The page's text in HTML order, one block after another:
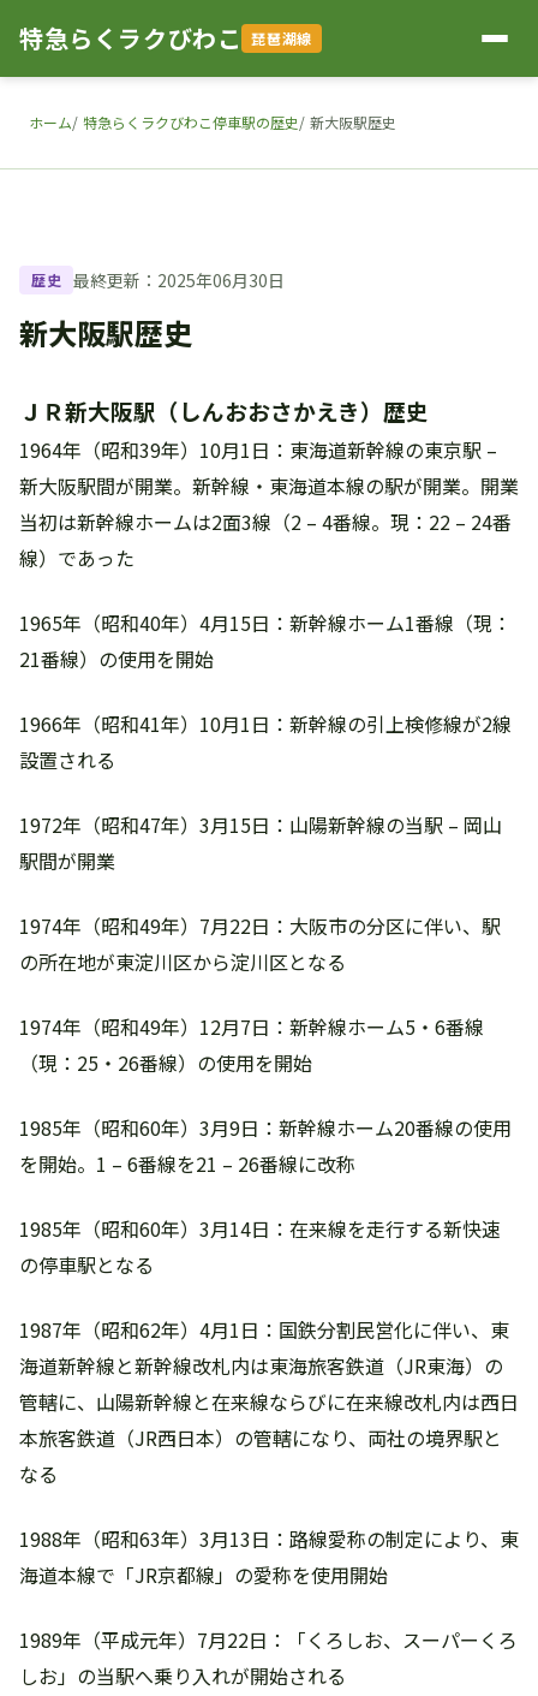
特急らくラクびわこ 琵琶湖線
ホーム 特急らくラクびわこ停車駅の歴史 新大阪駅歴史
歴史 最終更新：2025年06月30日
新大阪駅歴史
ＪＲ新大阪駅（しんおおさかえき）歴史
1964年（昭和39年）10月1日：東海道新幹線の東京駅 –
新大阪駅間が開業。新幹線・東海道本線の駅が開業。開業
当初は新幹線ホームは2面3線（2 – 4番線。現：22 – 24番
線）であった
1965年（昭和40年）4月15日：新幹線ホーム1番線（現：
21番線）の使用を開始
1966年（昭和41年）10月1日：新幹線の引上検修線が2線
設置される
1972年（昭和47年）3月15日：山陽新幹線の当駅 – 岡山
駅間が開業
1974年（昭和49年）7月22日：大阪市の分区に伴い、駅
の所在地が東淀川区から淀川区となる
1974年（昭和49年）12月7日：新幹線ホーム5・6番線
（現：25・26番線）の使用を開始
1985年（昭和60年）3月9日：新幹線ホーム20番線の使用
を開始。1 – 6番線を21 – 26番線に改称
1985年（昭和60年）3月14日：在来線を走行する新快速
の停車駅となる
1987年（昭和62年）4月1日：国鉄分割民営化に伴い、東
海道新幹線と新幹線改札内は東海旅客鉄道（JR東海）の
管轄に、山陽新幹線と在来線ならびに在来線改札内は西日
本旅客鉄道（JR西日本）の管轄になり、両社の境界駅と
なる
1988年（昭和63年）3月13日：路線愛称の制定により、東
海道本線で「JR京都線」の愛称を使用開始
1989年（平成元年）7月22日：「くろしお、スーパーくろ
しお」の当駅へ乗り入れが開始される